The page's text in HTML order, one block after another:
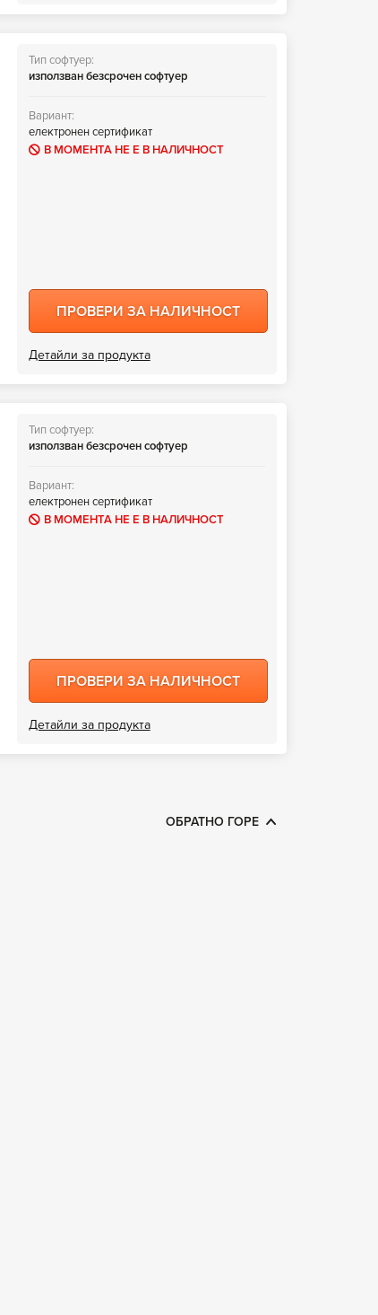
Тип софтуер:
използван безсрочен софтуер
Вариант:
електронен сертификат
В МОМЕНТА НЕ Е В НАЛИЧНОСТ
ПРОВЕРИ ЗА НАЛИЧНОСТ
Детайли за продукта
Тип софтуер:
използван безсрочен софтуер
Вариант:
електронен сертификат
В МОМЕНТА НЕ Е В НАЛИЧНОСТ
ПРОВЕРИ ЗА НАЛИЧНОСТ
Детайли за продукта
ОБРАТНО ГОРЕ